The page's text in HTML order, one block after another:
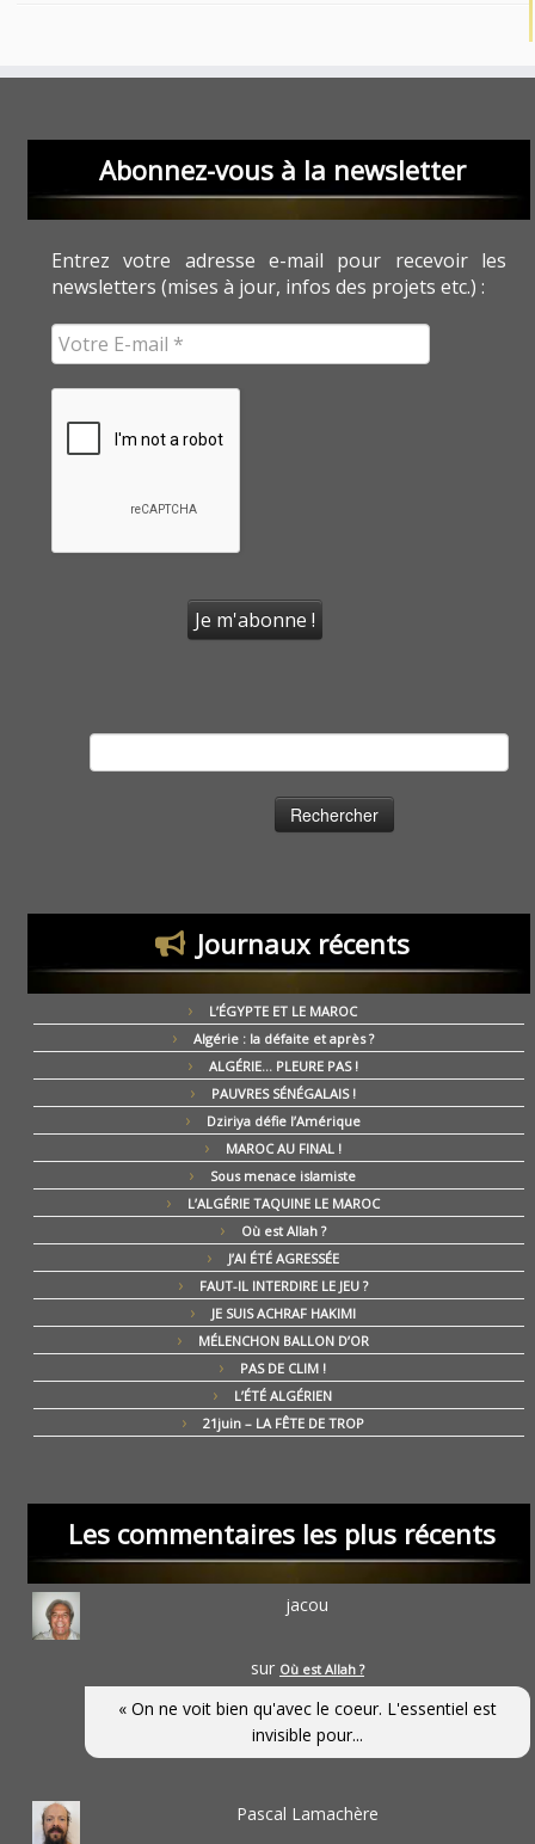
Abonnez-vous à la newsletter
Entrez votre adresse e-mail pour recevoir les
newsletters (mises à jour, infos des projets etc.) :
Journaux récents
L’ÉGYPTE ET LE MAROC
Algérie : la défaite et après ?
ALGÉRIE… PLEURE PAS !
PAUVRES SÉNÉGALAIS !
Dziriya défie l’Amérique
MAROC AU FINAL !
Sous menace islamiste
L’ALGÉRIE TAQUINE LE MAROC
Où est Allah ?
J’AI ÉTÉ AGRESSÉE
FAUT-IL INTERDIRE LE JEU ?
JE SUIS ACHRAF HAKIMI
MÉLENCHON BALLON D’OR
PAS DE CLIM !
L’ÉTÉ ALGÉRIEN
21juin – LA FÊTE DE TROP
Les commentaires les plus récents
jacou
sur Où est Allah ?
« On ne voit bien qu'avec le coeur. L'essentiel est
invisible pour...
Pascal Lamachère